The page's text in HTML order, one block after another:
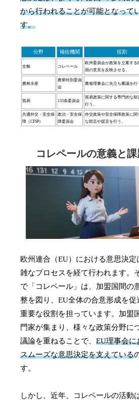
から行われることが可能となって
す。
分野 補佐機関 役割
全般 コレペール
欧州委員会が政策を立案する
国の意見を反映させる。
農林水産
農業特別委員
会
農相理事会に先立ち審議を行
貿易 133条委員会
貿易政策に関する専門的な助
行う。
共通外交・安全保
障（CFSP）
政治・安全保
障委員会
外交政策や安全保障政策に関
な助言や提言を行う。
コレペールの意義と課
欧州連合（EU）における意思決定
雑なプロセスを経て行われます。
で「コレペール」は、加盟国間の
整を図り、EU全体の合意形成を促
重要な役割を担っています。加盟
門家が集まり、様々な政策分野に
議論を重ねることで、EU理事会に
スムーズな意思決定を支えている
す。
しかし、近年、コレペールの活動